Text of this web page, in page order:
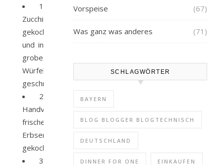
1
Zucchini,
gekocht
und in
grobe
Würfel
geschnitten
2
Handvoll
frische
Erbsen,
gekocht
3
Vorspeise (67)
Was ganz was anderes (71)
SCHLAGWÖRTER
BAYERN
BLOG BLOGGER BLOGTECHNISCH
DEUTSCHLAND
DINNER FOR ONE EINKAUFEN